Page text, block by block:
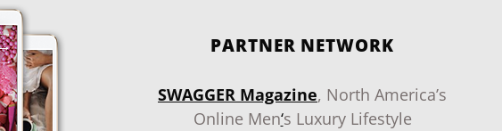
PARTNER NETWORK
SWAGGER Magazine, North America’s
Online Men‘s Luxury Lifestyle